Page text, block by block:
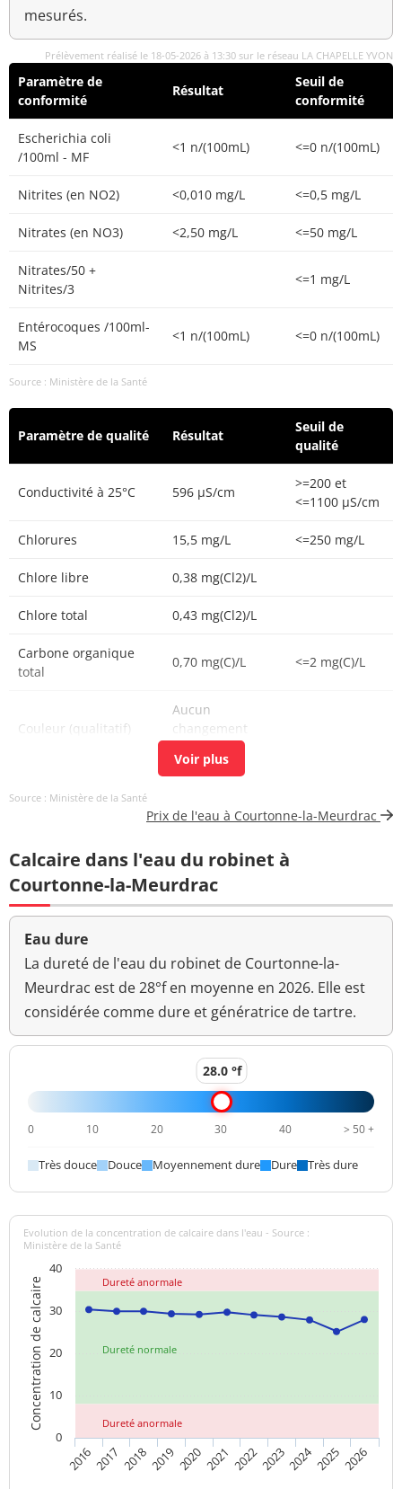
mesurés.
Prélèvement réalisé le 18-05-2026 à 13:30 sur le réseau LA CHAPELLE YVON
Paramètre de
conformité
Résultat
Seuil de
conformité
Escherichia coli
/100ml - MF
<1 n/(100mL) <=0 n/(100mL)
Nitrites (en NO2) <0,010 mg/L <=0,5 mg/L
Nitrates (en NO3) <2,50 mg/L <=50 mg/L
Nitrates/50 +
Nitrites/3
<=1 mg/L
Entérocoques /100ml-
MS
<1 n/(100mL) <=0 n/(100mL)
Source : Ministère de la Santé
Paramètre de qualité Résultat
Seuil de
qualité
Conductivité à 25°C 596 µS/cm
>=200 et
<=1100 µS/cm
Chlorures 15,5 mg/L <=250 mg/L
Chlore libre 0,38 mg(Cl2)/L
Chlore total 0,43 mg(Cl2)/L
Carbone organique
total
0,70 mg(C)/L <=2 mg(C)/L
Couleur (qualitatif)
Aucun
changement
/100ml-MS
à 22°-68h
2 n/mL
à 36°-44h
3 n/mL
Ammonium (en NH4) <0,020 mg/L <=0,1 mg/L
7,2 unité pH
>=6,5 et <=9
unité pH
Aucun
changement
anormal
Sulfates 33,2 mg/L <=250 mg/L
Titre alcalimétrique
26,8 °f
Température de l'eau 16 °C <=25 °C
Turbidité
néphélométrique NFU
Source : Ministère de la Santé
Prix de l'eau à Courtonne-la-Meurdrac
Calcaire dans l'eau du robinet à
Courtonne-la-Meurdrac
Eau dure
La dureté de l'eau du robinet de Courtonne-la-
Meurdrac est de 28°f en moyenne en 2026. Elle est
considérée comme dure et génératrice de tartre.
28.0 °f
0 10 20 30 40 > 50 +
Très douce Douce Moyennement dure Dure Très dure
Dureté normale
Dureté anormale
Dureté anormale
Concentration de calcaire
Evolution de la concentration de calcaire dans l'eau - Source :
Ministère de la Santé
20162017 2018201920202021 20222023202420252026
0
10
20
30
40